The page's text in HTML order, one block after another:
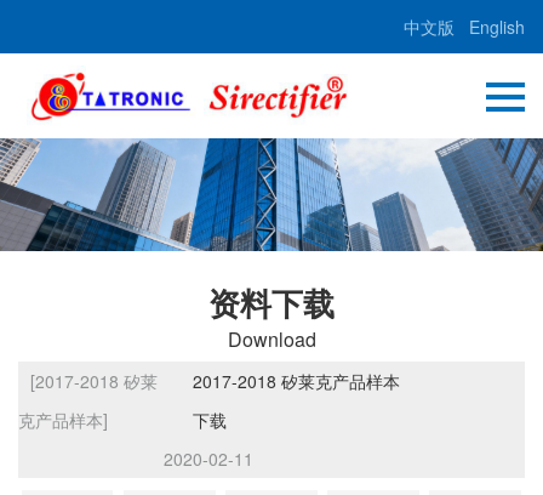
中文版 English
资料下载
Download
[2017-2018 矽莱
克产品样本]
2017-2018 矽莱克产品样本
下载
2020-02-11